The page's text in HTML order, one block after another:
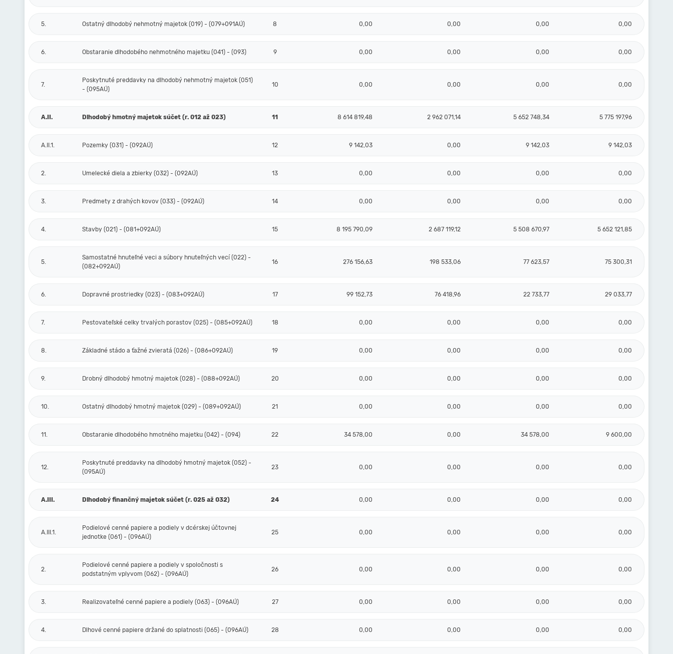
5. Ostatný dlhodobý nehmotný majetok (019) - (079+091AÚ) 8 0,00 0,00 0,00 0,00
6. Obstaranie dlhodobého nehmotného majetku (041) - (093) 9 0,00 0,00 0,00 0,00
7.
Poskytnuté preddavky na dlhodobý nehmotný majetok (051)
- (095AÚ)
10 0,00 0,00 0,00 0,00
A.II. Dlhodobý hmotný majetok súčet (r. 012 až 023) 11 8 614 819,48 2 962 071,14 5 652 748,34 5 775 197,96
A.II.1. Pozemky (031) - (092AÚ) 12 9 142,03 0,00 9 142,03 9 142,03
2. Umelecké diela a zbierky (032) - (092AÚ) 13 0,00 0,00 0,00 0,00
3. Predmety z drahých kovov (033) - (092AÚ) 14 0,00 0,00 0,00 0,00
4. Stavby (021) - (081+092AÚ) 15 8 195 790,09 2 687 119,12 5 508 670,97 5 652 121,85
5.
Samostatné hnuteľné veci a súbory hnuteľných vecí (022) -
(082+092AÚ)
16 276 156,63 198 533,06 77 623,57 75 300,31
6. Dopravné prostriedky (023) - (083+092AÚ) 17 99 152,73 76 418,96 22 733,77 29 033,77
7. Pestovateľské celky trvalých porastov (025) - (085+092AÚ) 18 0,00 0,00 0,00 0,00
8. Základné stádo a ťažné zvieratá (026) - (086+092AÚ) 19 0,00 0,00 0,00 0,00
9. Drobný dlhodobý hmotný majetok (028) - (088+092AÚ) 20 0,00 0,00 0,00 0,00
10. Ostatný dlhodobý hmotný majetok (029) - (089+092AÚ) 21 0,00 0,00 0,00 0,00
11. Obstaranie dlhodobého hmotného majetku (042) - (094) 22 34 578,00 0,00 34 578,00 9 600,00
12.
Poskytnuté preddavky na dlhodobý hmotný majetok (052) -
(095AÚ)
23 0,00 0,00 0,00 0,00
A.III. Dlhodobý finančný majetok súčet (r. 025 až 032) 24 0,00 0,00 0,00 0,00
A.III.1.
Podielové cenné papiere a podiely v dcérskej účtovnej
jednotke (061) - (096AÚ)
25 0,00 0,00 0,00 0,00
2.
Podielové cenné papiere a podiely v spoločnosti s
podstatným vplyvom (062) - (096AÚ)
26 0,00 0,00 0,00 0,00
3. Realizovateľné cenné papiere a podiely (063) - (096AÚ) 27 0,00 0,00 0,00 0,00
4. Dlhové cenné papiere držané do splatnosti (065) - (096AÚ) 28 0,00 0,00 0,00 0,00